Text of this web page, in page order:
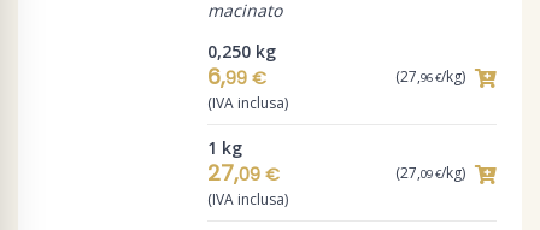
macinato
0,250 kg
6,99 € (27,96 €/kg)
(IVA inclusa)
1 kg
27,09 € (27,09 €/kg)
(IVA inclusa)